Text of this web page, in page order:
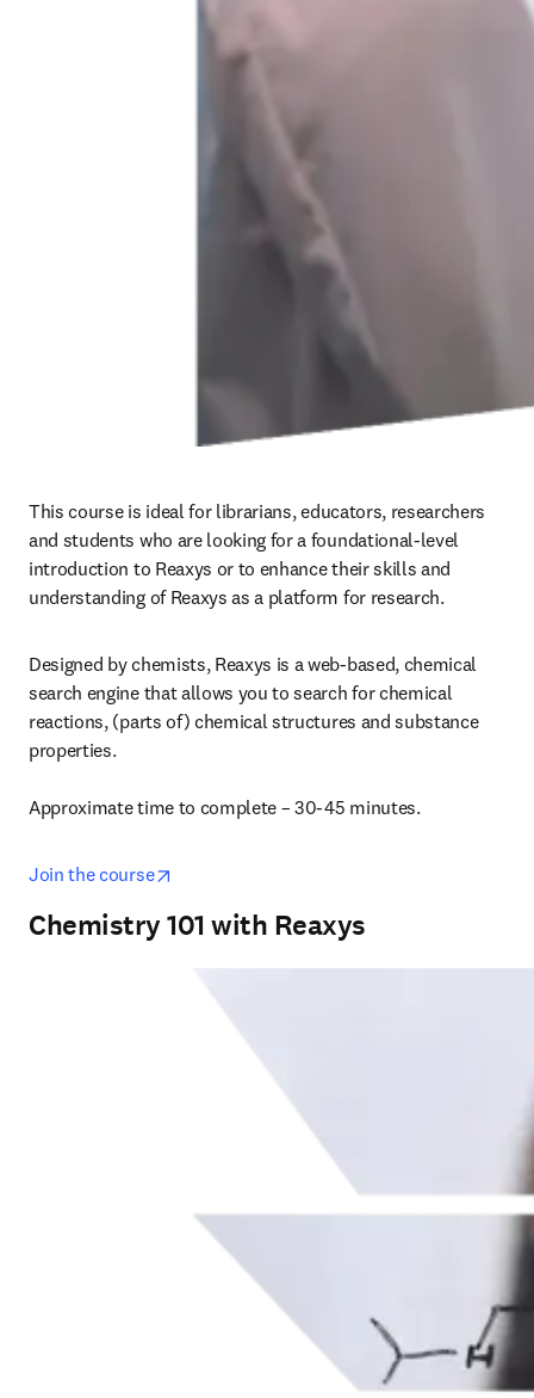
This course is ideal for librarians, educators, researchers
and students who are looking for a foundational-level
introduction to Reaxys or to enhance their skills and
understanding of Reaxys as a platform for research.
Designed by chemists, Reaxys is a web-based, chemical
search engine that allows you to search for chemical
reactions, (parts of) chemical structures and substance
properties.
Approximate time to complete – 30-45 minutes.
Join the course
Chemistry 101 with Reaxys ​